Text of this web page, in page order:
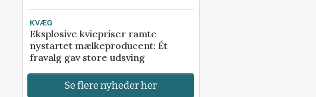
KVÆG
Eksplosive kviepriser ramte
nystartet mælkeproducent: Ét
fravalg gav store udsving
Se flere nyheder her